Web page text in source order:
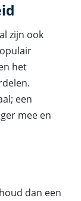
zijn ook
het
een
mee en
dan een